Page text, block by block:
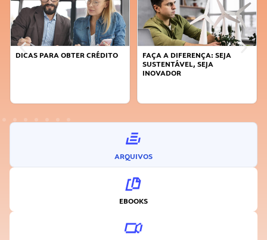
DICAS PARA OBTER CRÉDITO
FAÇA A DIFERENÇA: SEJA
SUSTENTÁVEL, SEJA
INOVADOR
ARQUIVOS
EBOOKS